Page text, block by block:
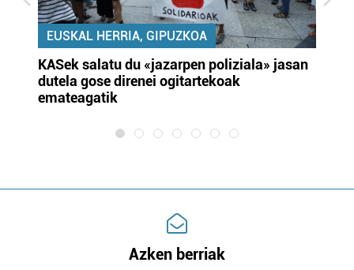
EUSKAL HERRIA, GIPUZKOA
KASek salatu du «jazarpen poliziala» jasan
dutela gose direnei ogitartekoak
emateagatik
Azken berriak